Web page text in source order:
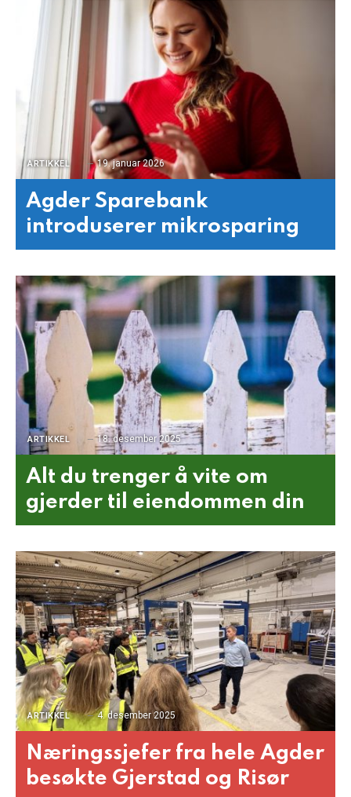
ARTIKKEL 19. januar 2026
Agder Sparebank
introduserer mikrosparing
ARTIKKEL 18. desember 2025
Alt du trenger å vite om
gjerder til eiendommen din
ARTIKKEL 4. desember 2025
Næringssjefer fra hele Agder
besøkte Gjerstad og Risør